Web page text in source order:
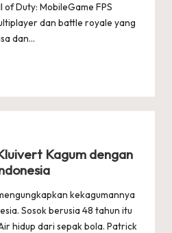
of Duty: MobileGame FPS
dan battle royale yang
dan…
Kagum dengan
kekagumannya
Sosok berusia 48 tahun itu
hidup dari sepak bola. Patrick